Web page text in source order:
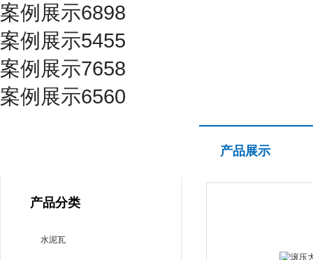
案例展示6898
案例展示5455
案例展示7658
案例展示6560
产品分类
水泥瓦
产品展示